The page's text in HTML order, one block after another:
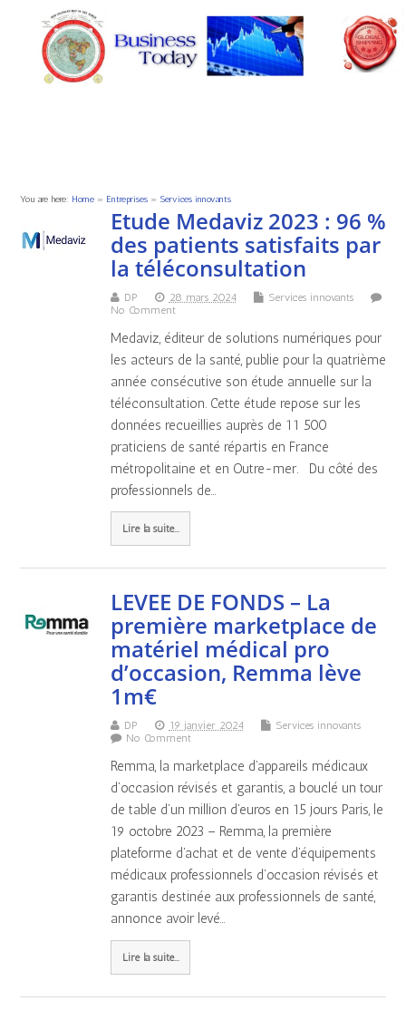
You are here: Home» Entreprises» Services innovants
Etude Medaviz 2023 : 96 %
des patients satisfaits par
la téléconsultation
DP 28 mars 2024
Services innovants
No Comment
Medaviz, éditeur de solutions numériques pour
les acteurs de la santé, publie pour la quatrième
année consécutive son étude annuelle sur la
téléconsultation. Cette étude repose sur les
données recueillies auprès de 11 500
praticiens de santé répartis en France
métropolitaine et en Outre-mer. Du côté des
professionnels de…
Lire la suite...
LEVEE DE FONDS – La
première marketplace de
matériel médical pro
d’occasion, Remma lève
1m€
DP 19 janvier 2024
Services innovants
No Comment
Remma, la marketplace d’appareils médicaux
d’occasion révisés et garantis, a bouclé un tour
de table d’un million d’euros en 15 jours Paris, le
19 octobre 2023 – Remma, la première
plateforme d’achat et de vente d’équipements
médicaux professionnels d’occasion révisés et
garantis destinée aux professionnels de santé,
annonce avoir levé…
Lire la suite...